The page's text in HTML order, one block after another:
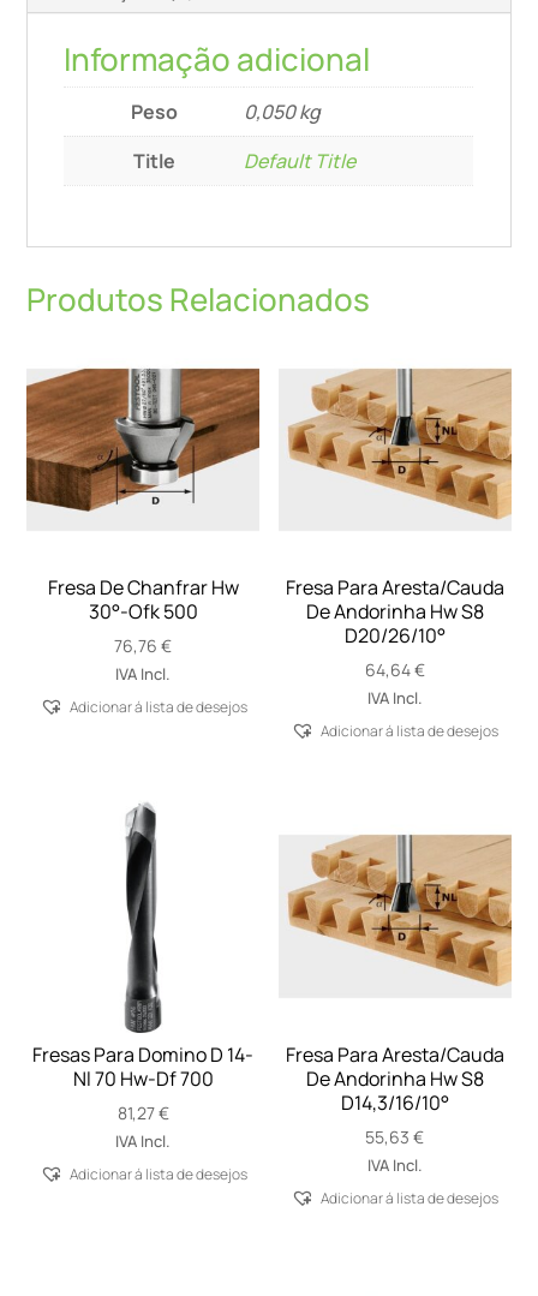
Informação adicional
Peso
0,050 kg
Title
Default Title
Produtos Relacionados
Fresa De Chanfrar Hw
30°-Ofk 500
76,76€
IVA Incl.
Adicionar á lista de desejos
Fresa Para Aresta/Cauda
De Andorinha Hw S8
D20/26/10°
64,64€
IVA Incl.
Adicionar á lista de desejos
Fresas Para Domino D 14-
Nl 70 Hw-Df 700
81,27€
IVA Incl.
Adicionar á lista de desejos
Fresa Para Aresta/Cauda
De Andorinha Hw S8
D14,3/16/10°
55,63€
IVA Incl.
Adicionar á lista de desejos